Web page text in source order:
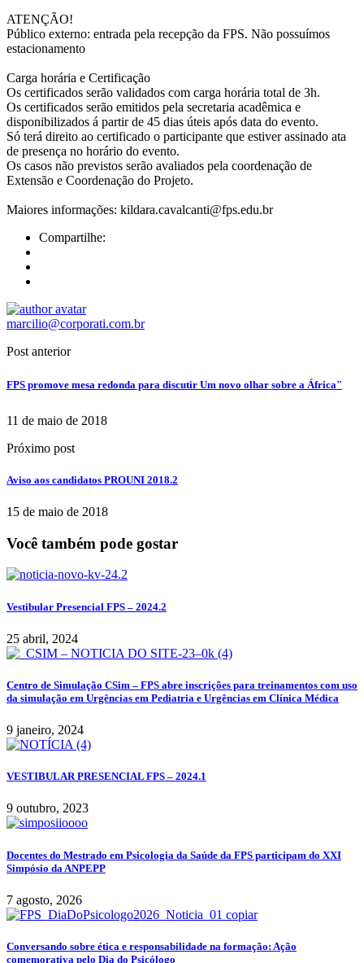
ATENÇÃO!
Público externo: entrada pela recepção da FPS. Não possuímos
estacionamento
Carga horária e Certificação
Os certificados serão validados com carga horária total de 3h.
Os certificados serão emitidos pela secretaria acadêmica e
disponibilizados á partir de 45 dias úteis após data do evento.
Só terá direito ao certificado o participante que estiver assinado ata
de presença no horário do evento.
Os casos não previstos serão avaliados pela coordenação de
Extensão e Coordenação do Projeto.
Maiores informações: kildara.cavalcanti@fps.edu.br
Compartilhe:
marcilio@corporati.com.br
Post anterior
FPS promove mesa redonda para discutir Um novo olhar sobre a África"
11 de maio de 2018
Próximo post
Aviso aos candidatos PROUNI 2018.2
15 de maio de 2018
Você também pode gostar
Vestibular Presencial FPS – 2024.2
25 abril, 2024
Centro de Simulação CSim – FPS abre inscrições para treinamentos com uso
da simulação em Urgências em Pediatria e Urgências em Clínica Médica
9 janeiro, 2024
VESTIBULAR PRESENCIAL FPS – 2024.1
9 outubro, 2023
Docentes do Mestrado em Psicologia da Saúde da FPS participam do XXI
Simpósio da ANPEPP
7 agosto, 2026
Conversando sobre ética e responsabilidade na formação: Ação
comemorativa pelo Dia do Psicólogo